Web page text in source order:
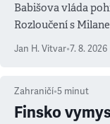
Babišova vláda
Rozloučení s
Jan H. Vitvar•7. 8. 2026
Zahraničí•5 minut
Finsko